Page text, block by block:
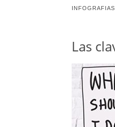
INFOGRAFIAS
Las